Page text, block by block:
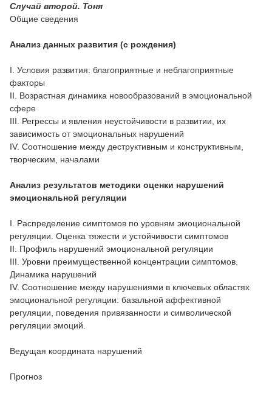
Случай второй. Тоня
Общие сведения
Анализ данных развития (с рождения)
I. Условия развития: благоприятные и неблагоприятные
факторы
II. Возрастная динамика новообразований в эмоциональной
сфере
III. Регрессы и явления неустойчивости в развитии, их
зависимость от эмоциональных нарушений
IV. Соотношение между деструктивным и конструктивным,
творческим, началами
Анализ результатов методики оценки нарушений
эмоциональной регуляции
I. Распределение симптомов по уровням эмоциональной
регуляции. Оценка тяжести и устойчивости симптомов
II. Профиль нарушений эмоциональной регуляции
III. Уровни преимущественной концентрации симптомов.
Динамика нарушений
IV. Соотношение между нарушениями в ключевых областях
эмоциональной регуляции: базальной аффективной
регуляции, поведения привязанности и символической
регуляции эмоций.
Ведущая координата нарушений
Прогноз